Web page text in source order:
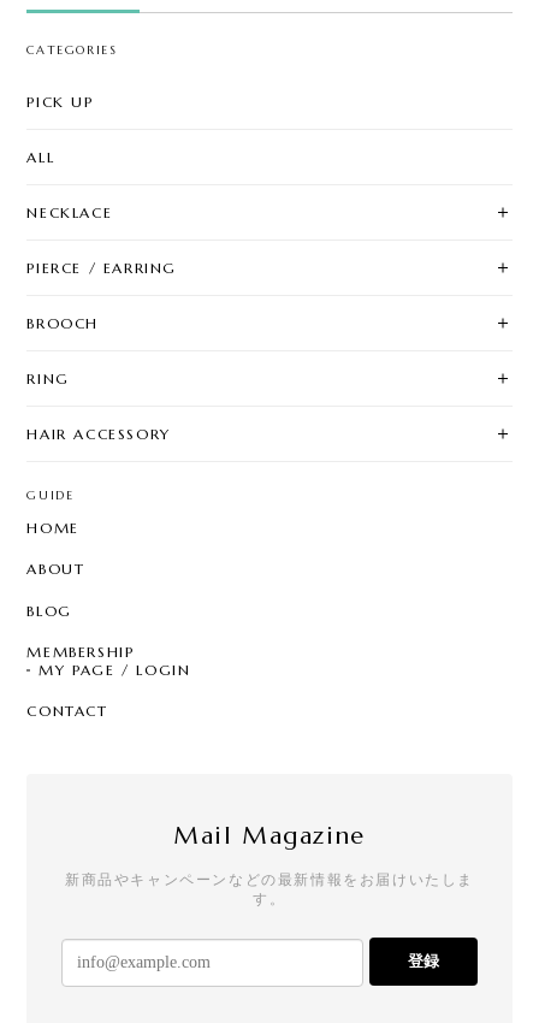
CATEGORIES
PICK UP
ALL
NECKLACE
PIERCE / EARRING
BROOCH
RING
HAIR ACCESSORY
GUIDE
HOME
ABOUT
BLOG
MEMBERSHIP
MY PAGE / LOGIN
CONTACT
Mail Magazine
新商品やキャンペーンなどの最新情報をお届けいたしま
す。
登録